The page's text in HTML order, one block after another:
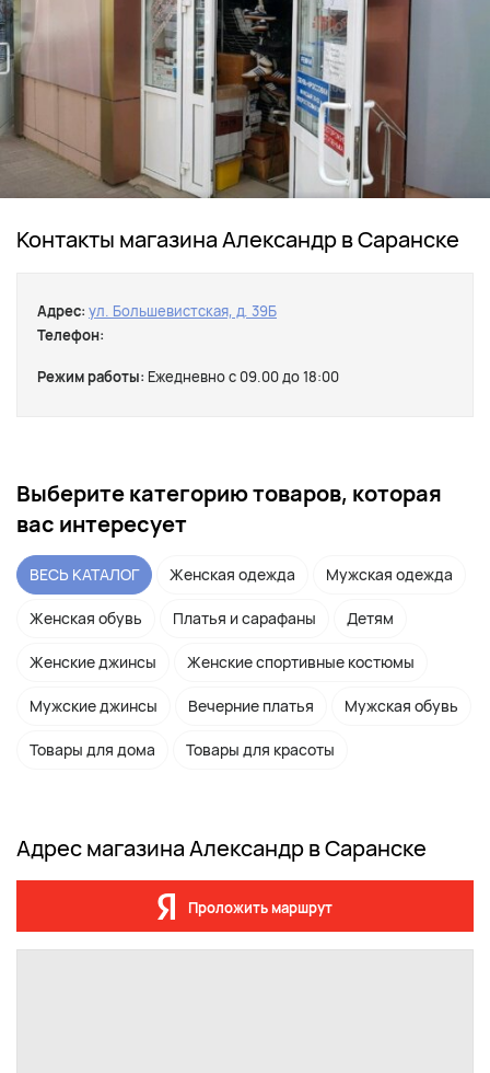
Контакты магазина Александр в Саранске
Адрес: ул. Большевистская, д. 39Б
Телефон:
Режим работы: Ежедневно с 09.00 до 18:00
Выберите категорию товаров, которая
вас интересует
ВЕСЬ КАТАЛОГ Женская одежда Мужская одежда
Женская обувь Платья и сарафаны Детям
Женские джинсы Женские спортивные костюмы
Мужские джинсы Вечерние платья Мужская обувь
Товары для дома Товары для красоты
Адрес магазина Александр в Саранске
Проложить маршрут